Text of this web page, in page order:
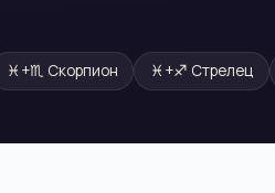
♓ +♏ Скорпион ♓ +♐ Стрелец